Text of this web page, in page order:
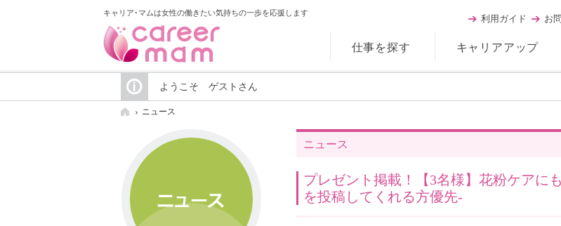
キャリア･マムは女性の働きたい気持ちの一歩を応援します
仕事を探す キャリアアップ
利用ガイド お
ようこそ ゲストさん
ニュース
ニュース
プレゼント掲載！【3名様】花粉ケアに
を投稿してくれる方優先-